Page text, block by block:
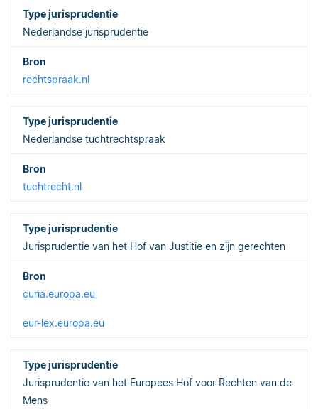
Nederlandse jurisprudentie
rechtspraak.nl
Nederlandse tuchtrechtspraak
tuchtrecht.nl
Jurisprudentie van het Hof van Justitie en zijn gerechten
curia.europa.eu
eur-lex.europa.eu
Jurisprudentie van het Europees Hof voor Rechten van de
Mens